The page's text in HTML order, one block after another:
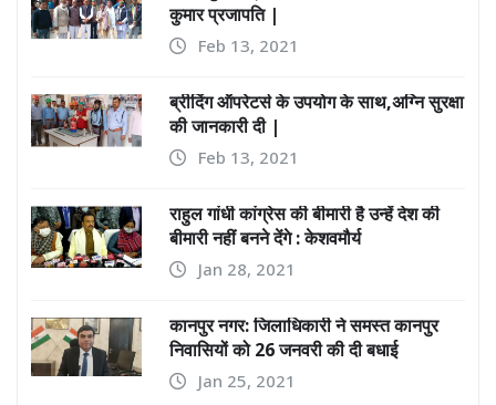
कुमार प्रजापति |
Feb 13, 2021
ब्रीदिंग ऑपरेटर्स के उपयोग के साथ,अग्नि सुरक्षा
की जानकारी दी |
Feb 13, 2021
राहुल गांधी कांग्रेस की बीमारी है उन्हें देश की
बीमारी नहीं बनने देंगे : केशवमौर्य
Jan 28, 2021
कानपुर नगर: जिलाधिकारी ने समस्त कानपुर
निवासियों को 26 जनवरी की दी बधाई
Jan 25, 2021